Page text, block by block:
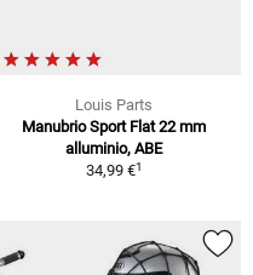
Louis Parts
Manubrio Sport Flat 22 mm
alluminio, ABE
34,99 €1